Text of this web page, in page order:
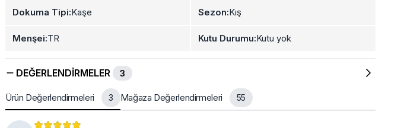
Dokuma Tipi:Kaşe Sezon:Kış
Menşei:TR Kutu Durumu:Kutu yok
DEĞERLENDIRMELER 3
Ürün Değerlendirmeleri 3 Mağaza Değerlendirmeleri 55